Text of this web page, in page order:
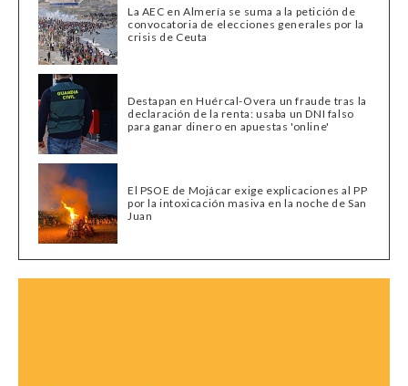
La AEC en Almería se suma a la petición de
convocatoria de elecciones generales por la
crisis de Ceuta
Destapan en Huércal-Overa un fraude tras la
declaración de la renta: usaba un DNI falso
para ganar dinero en apuestas 'online'
El PSOE de Mojácar exige explicaciones al PP
por la intoxicación masiva en la noche de San
Juan